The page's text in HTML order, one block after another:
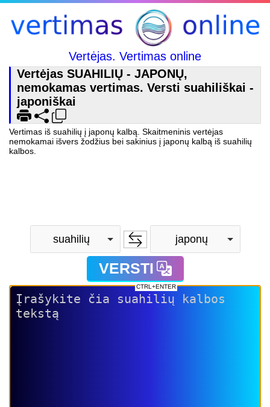
Vertėjas. Vertimas online
Vertėjas SUAHILIŲ - JAPONŲ,
nemokamas vertimas. Versti suahiliškai -
japoniškai
Vertimas iš suahilių į japonų kalbą. Skaitmeninis vertėjas
nemokamai išvers žodžius bei sakinius į japonų kalbą iš suahilių
kalbos.
suahilių japonų
VERSTI
CTRL+ENTER